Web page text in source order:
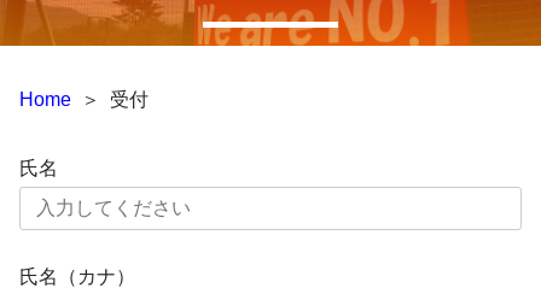
Home ＞ 受付
氏名
氏名（カナ）